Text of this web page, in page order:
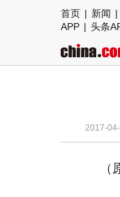
首页 | 新闻 |
APP | 头条
2017-